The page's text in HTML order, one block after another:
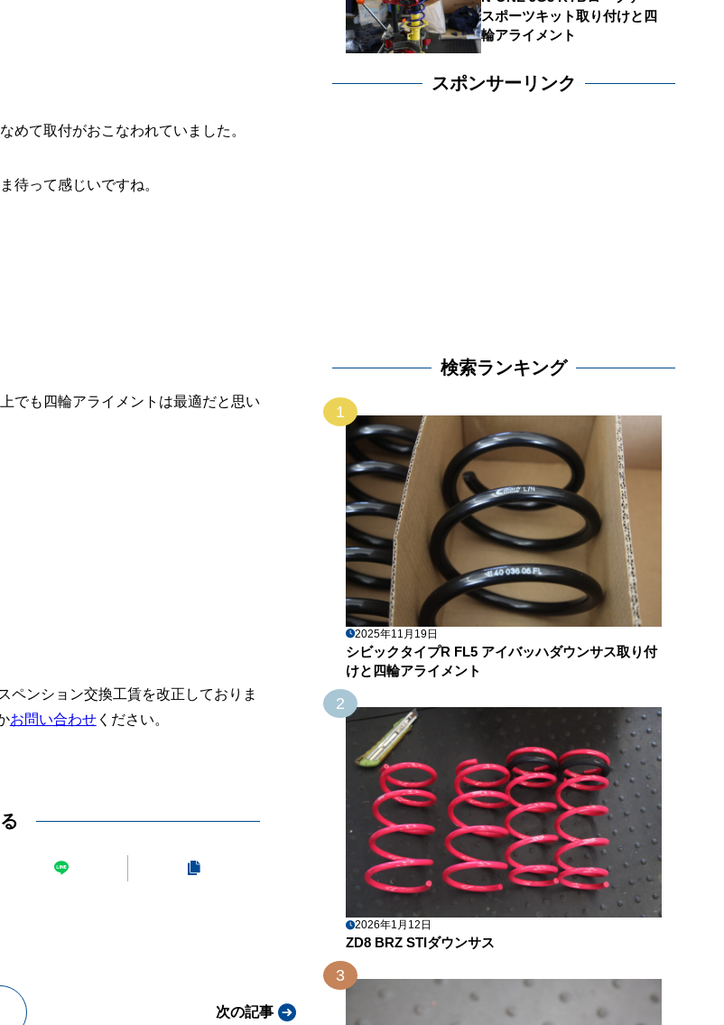
めて取付がおこなわれていました。
待って感じいですね。
でも四輪アライメントは最適だと思い
ンション交換工賃を改正しておりま
お問い合わせください。
次の記事
スポーツキット取り付けと四
輪アライメント
スポンサーリンク
検索ランキング
1
2025年11月19日
シビックタイプR FL5 アイバッハダウンサス取り付
けと四輪アライメント
2
2026年1月12日
ZD8 BRZ STIダウンサス
3